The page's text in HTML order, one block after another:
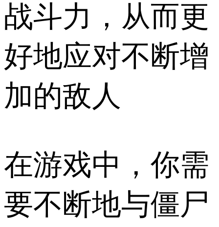
战斗力，从而更
好地应对不断增
加的敌人
在游戏中，你需
要不断地与僵尸